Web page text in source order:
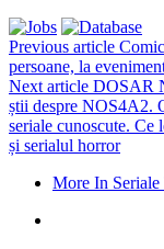
Previous article
persoane, la
Next article DOSAR
știi despre NOS4A2.
seriale cunoscute. Ce
și serialul horror
More In